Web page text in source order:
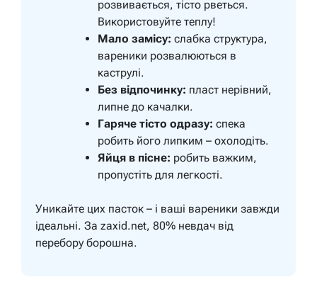
розвивається, тісто рветься.
Використовуйте теплу!
Мало замісу: слабка структура,
вареники розвалюються в
каструлі.
Без відпочинку: пласт нерівний,
липне до качалки.
Гаряче тісто одразу: спека
робить його липким – охолодіть.
Яйця в пісне: робить важким,
пропустіть для легкості.
Уникайте цих пасток – і ваші вареники завжди
ідеальні. За zaxid.net, 80% невдач від
перебору борошна.